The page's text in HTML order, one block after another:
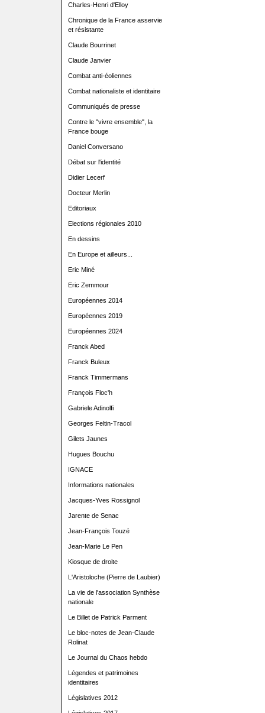
Charles-Henri d'Elloy
Chronique de la France asservie
et résistante
Claude Bourrinet
Claude Janvier
Combat anti-éoliennes
Combat nationaliste et identitaire
Communiqués de presse
Contre le "vivre ensemble", la
France bouge
Daniel Conversano
Débat sur l'identité
Didier Lecerf
Docteur Merlin
Editoriaux
Elections régionales 2010
En dessins
En Europe et ailleurs...
Eric Miné
Eric Zemmour
Européennes 2014
Européennes 2019
Européennes 2024
Franck Abed
Franck Buleux
Franck Timmermans
François Floc'h
Gabriele Adinolfi
Georges Feltin-Tracol
Gilets Jaunes
Hugues Bouchu
IGNACE
Informations nationales
Jacques-Yves Rossignol
Jarente de Senac
Jean-François Touzé
Jean-Marie Le Pen
Kiosque de droite
L'Aristoloche (Pierre de Laubier)
La vie de l'association Synthèse
nationale
Le Billet de Patrick Parment
Le bloc-notes de Jean-Claude
Rolinat
Le Journal du Chaos hebdo
Légendes et patrimoines
identitaires
Législatives 2012